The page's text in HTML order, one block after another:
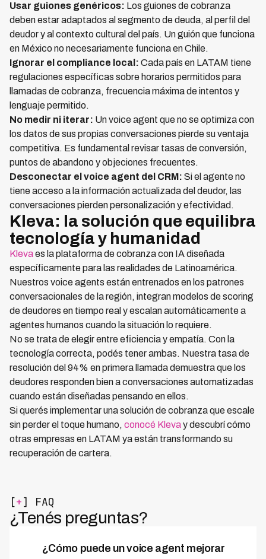
Usar guiones genéricos: Los guiones de cobranza
deben estar adaptados al segmento de deuda, al perfil del
deudor y al contexto cultural del país. Un guión que funciona
en México no necesariamente funciona en Chile.
Ignorar el compliance local: Cada país en LATAM tiene
regulaciones específicas sobre horarios permitidos para
llamadas de cobranza, frecuencia máxima de intentos y
lenguaje permitido.
No medir ni iterar: Un voice agent que no se optimiza con
los datos de sus propias conversaciones pierde su ventaja
competitiva. Es fundamental revisar tasas de conversión,
puntos de abandono y objeciones frecuentes.
Desconectar el voice agent del CRM: Si el agente no
tiene acceso a la información actualizada del deudor, las
conversaciones pierden personalización y efectividad.
Kleva: la solución que equilibra
tecnología y humanidad
Klevaes la plataforma de cobranza con IA diseñada
específicamente para las realidades de Latinoamérica.
Nuestros voice agents están entrenados en los patrones
conversacionales de la región, integran modelos de scoring
de deudores en tiempo real y escalan automáticamente a
agentes humanos cuando la situación lo requiere.
No se trata de elegir entre eficiencia y empatía. Con la
tecnología correcta, podés tener ambas. Nuestra tasa de
resolución del 94% en primera llamada demuestra que los
deudores responden bien a conversaciones automatizadas
cuando están diseñadas pensando en ellos.
Si querés implementar una solución de cobranza que escale
sin perder el toque humano, conocé Klevay descubrí cómo
otras empresas en LATAM ya están transformando su
recuperación de cartera.
[+] FAQ
¿Tenés preguntas?
¿Cómo puede un voice agent mejorar